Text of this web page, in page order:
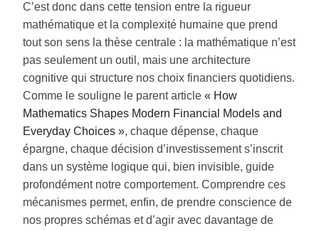
C’est donc dans cette tension entre la rigueur
mathématique et la complexité humaine que prend
tout son sens la thèse centrale : la mathématique n’est
pas seulement un outil, mais une architecture
cognitive qui structure nos choix financiers quotidiens.
Comme le souligne le parent article « How
Mathematics Shapes Modern Financial Models and
Everyday Choices », chaque dépense, chaque
épargne, chaque décision d’investissement s’inscrit
dans un système logique qui, bien invisible, guide
profondément notre comportement. Comprendre ces
mécanismes permet, enfin, de prendre conscience de
nos propres schémas et d’agir avec davantage de